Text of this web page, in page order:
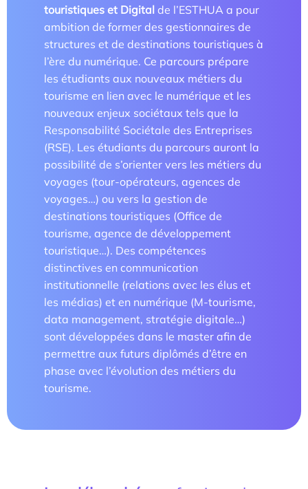
En savoir +
Compétences et attentes professionnelles dans les
métiers territoriaux touristiques
Transformation des carrières en tourisme
Les enjeux de l’égalité femmes-hommes dans les
métiers touristiques
touristiques et Digital de l’ESTHUA a pour
ambition de former des gestionnaires de
structures et de destinations touristiques à
l’ère du numérique. Ce parcours prépare
les étudiants aux nouveaux métiers du
tourisme en lien avec le numérique et les
nouveaux enjeux sociétaux tels que la
Responsabilité Sociétale des Entreprises
(RSE). Les étudiants du parcours auront la
possibilité de s’orienter vers les métiers du
voyages (tour-opérateurs, agences de
voyages…) ou vers la gestion de
destinations touristiques (Office de
tourisme, agence de développement
touristique…). Des compétences
distinctives en communication
institutionnelle (relations avec les élus et
les médias) et en numérique (M-tourisme,
data management, stratégie digitale…)
sont développées dans le master afin de
permettre aux futurs diplômés d’être en
phase avec l’évolution des métiers du
tourisme.